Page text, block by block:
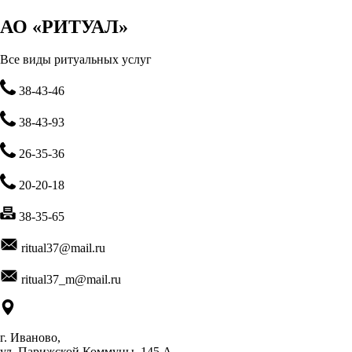
АО «РИТУАЛ»
Все виды ритуальных услуг
38-43-46
38-43-93
26-35-36
20-20-18
38-35-65
ritual37@mail.ru
ritual37_m@mail.ru
г. Иваново,